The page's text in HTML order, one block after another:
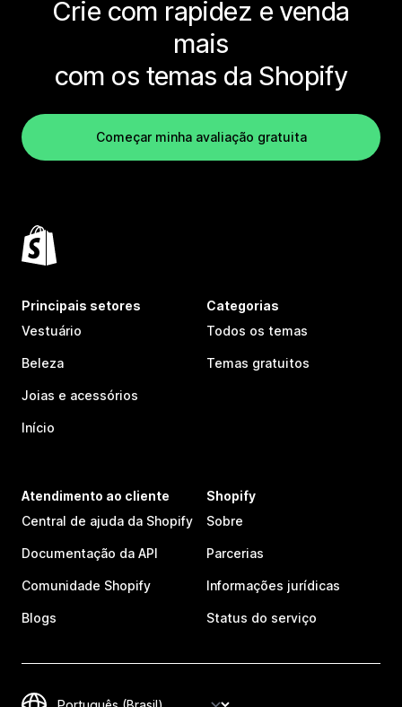
Crie com rapidez e venda
mais
com os temas da Shopify
Começar minha avaliação gratuita
Principais setores
Vestuário
Beleza
Joias e acessórios
Início
Categorias
Todos os temas
Temas gratuitos
Atendimento ao cliente
Central de ajuda da Shopify
Documentação da API
Comunidade Shopify
Blogs
Shopify
Sobre
Parcerias
Informações jurídicas
Status do serviço